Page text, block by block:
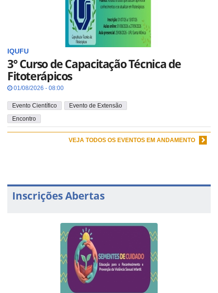
IQUFU
3° Curso de Capacitação Técnica de
Fitoterápicos
01/08/2026 - 08:00
Evento Científico
Evento de Extensão
Encontro
VEJA TODOS OS EVENTOS EM ANDAMENTO
Inscrições Abertas